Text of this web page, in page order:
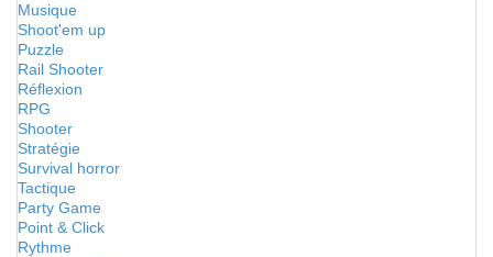
Musique
Shoot'em up
Puzzle
Rail Shooter
Réflexion
RPG
Shooter
Stratégie
Survival horror
Tactique
Party Game
Point & Click
Rythme